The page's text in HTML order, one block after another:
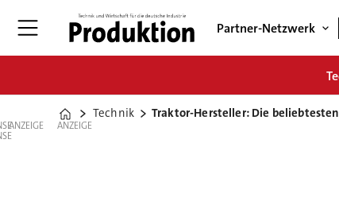
Partner-Netzwerk
Home
Technik Traktor-Hersteller: Die
ANZEIGE ANZEIGE